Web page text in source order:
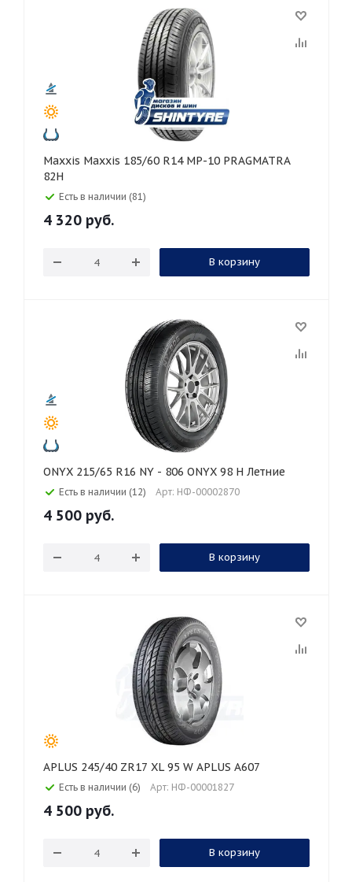
Maxxis Maxxis 185/60 R14 MP-10 PRAGMATRA
82H
Есть в наличии (81)
4 320 руб.
В корзину
ONYX 215/65 R16 NY - 806 ONYX 98 H Летние
Есть в наличии (12) Арт: НФ-00002870
4 500 руб.
В корзину
APLUS 245/40 ZR17 XL 95 W APLUS A607
Есть в наличии (6) Арт: НФ-00001827
4 500 руб.
В корзину